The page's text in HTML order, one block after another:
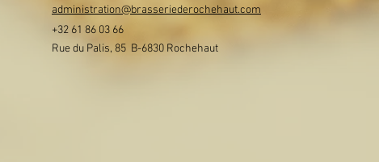
administration@brasseriederochehaut.com
+32 61 86 03 66
Rue du Palis, 85 B-6830 Rochehaut